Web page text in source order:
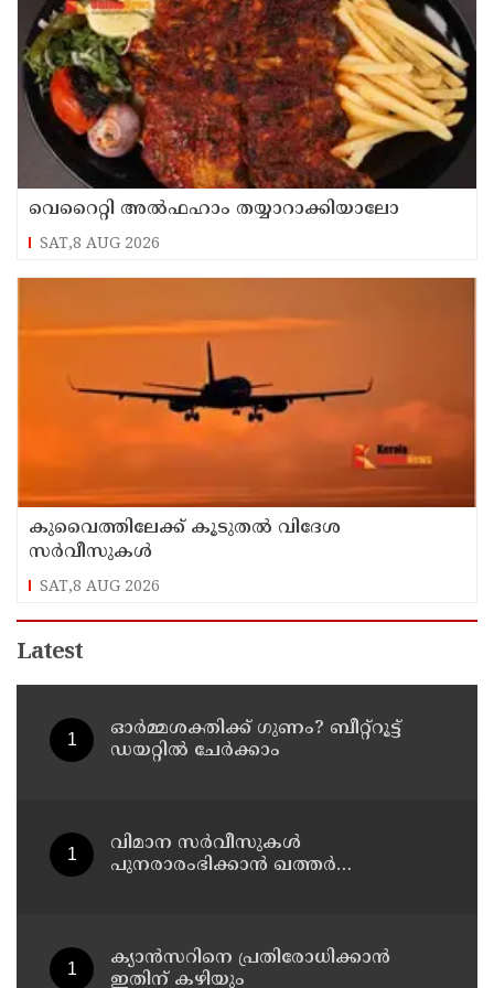
വെറൈറ്റി അൽഫഹാം തയ്യാറാക്കിയാലോ
SAT,8 AUG 2026
കുവൈത്തിലേക്ക് കൂടുതല്‍ വിദേശ
സര്‍വീസുകള്‍
SAT,8 AUG 2026
Latest
ഓർമ്മശക്തിക്ക് ഗുണം? ബീറ്റ്‌റൂട്ട്
ഡയറ്റിൽ ചേർക്കാം
വിമാന സര്‍വീസുകള്‍
പുനരാരംഭിക്കാന്‍ ഖത്തര്‍
ക്യാൻസറിനെ പ്രതിരോധിക്കാൻ
ഇതിന് കഴിയും